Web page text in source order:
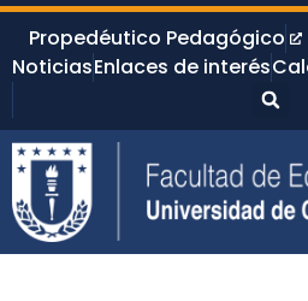
Propedéutico Pedagógico
NoticiasEnlaces de interés